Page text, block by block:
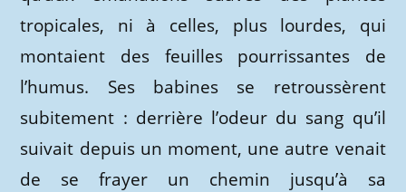
tropicales, ni à celles, plus lourdes, qui
montaient des feuilles pourrissantes de
l’humus. Ses babines se retroussèrent
subitement : derrière l’odeur du sang qu’il
suivait depuis un moment, une autre venait
de se frayer un chemin jusqu’à sa